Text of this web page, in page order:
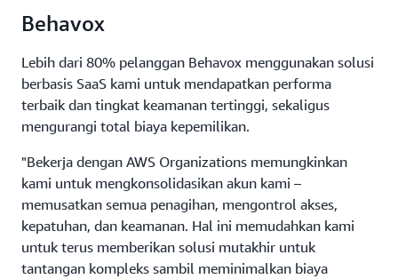
Behavox
Lebih dari 80% pelanggan Behavox menggunakan solusi
berbasis SaaS kami untuk mendapatkan performa
terbaik dan tingkat keamanan tertinggi, sekaligus
mengurangi total biaya kepemilikan.
"Bekerja dengan AWS Organizations memungkinkan
kami untuk mengkonsolidasikan akun kami –
memusatkan semua penagihan, mengontrol akses,
kepatuhan, dan keamanan. Hal ini memudahkan kami
untuk terus memberikan solusi mutakhir untuk
tantangan kompleks sambil meminimalkan biaya